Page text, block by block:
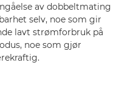
av dobbeltmating
selv, noe som gir
lavt strømforbruk på
noe som gjør